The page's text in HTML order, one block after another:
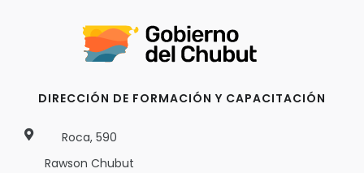
DIRECCIÓN DE FORMACIÓN Y CAPACITACIÓN
Roca, 590
Rawson Chubut